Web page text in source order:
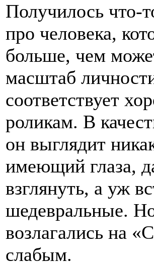
Получилось что-
про человека,
больше, чем
масштаб
соответствует
роликам. В
он выглядит
имеющий глаза,
взглянуть, а уж
шедевральные.
возлагались на
слабым.